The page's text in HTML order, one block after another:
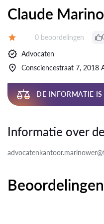
Claude
Beoordelingen:
0 beoordelingen
Advocaten
Consciencestraat 7, 2018
DE INFORMATIE
Informatie over
Beoordelingen